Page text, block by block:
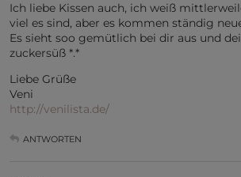
Ich liebe Kissen auch, ich weiß
viel es sind, aber es kommen ständig
Es sieht soo gemütlich bei dir aus und
zuckersüß *.*
Liebe Grüße
Veni
http://venilista.de/
ANTWORTEN